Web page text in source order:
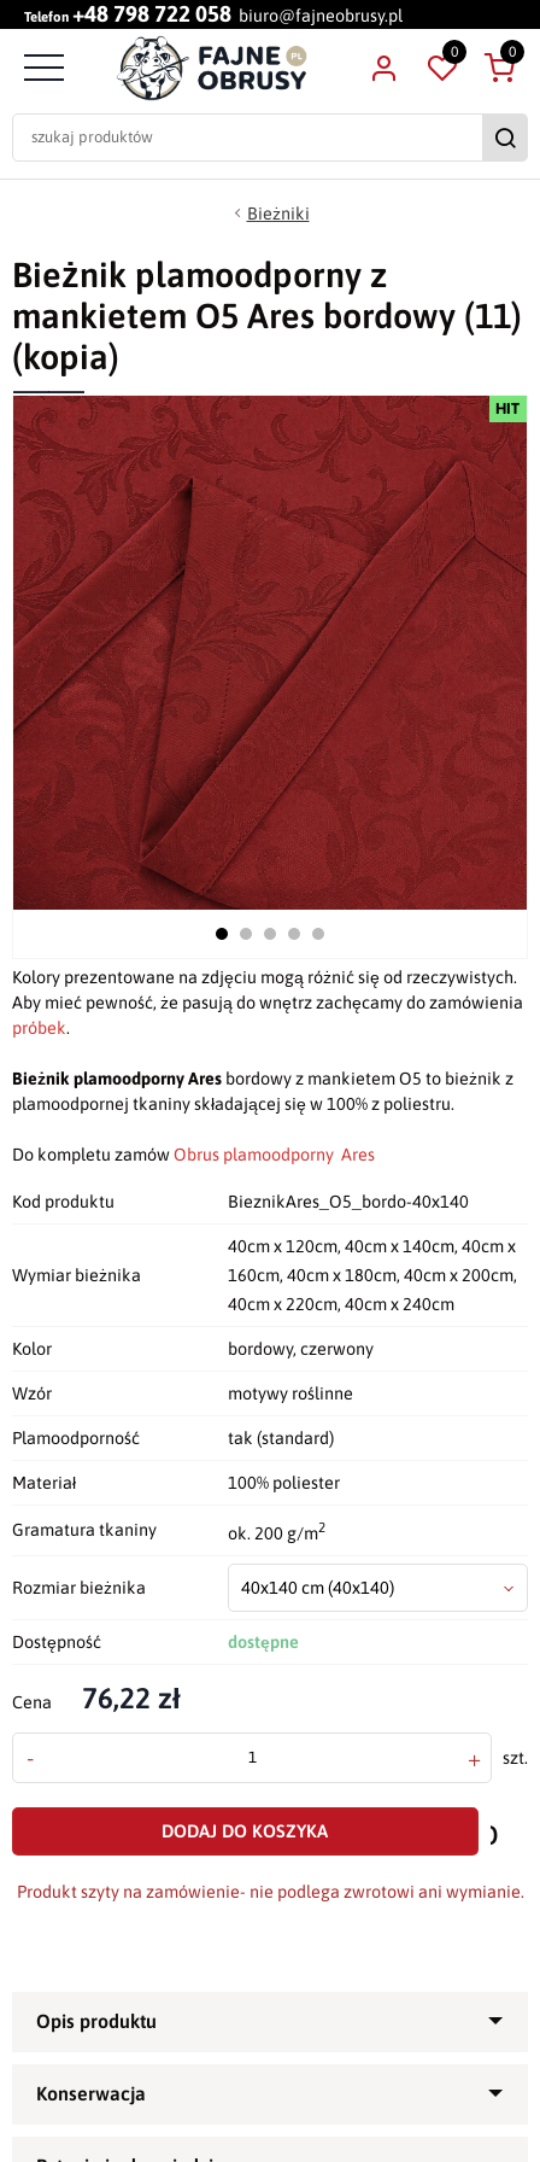
Telefon +48 798 722 058 biuro@fajneobrusy.pl
0 0
Bieżniki
HIT
Bieżnik plamoodporny z
mankietem O5 Ares bordowy (11)
(kopia)
Kolory prezentowane na zdjęciu mogą różnić się od rzeczywistych.
Aby mieć pewność, że pasują do wnętrz zachęcamy do zamówienia
próbek.
Bieżnik plamoodporny Ares bordowyz mankietem O5 to bieżnik z
plamoodpornej tkaniny składającej się w 100% z poliestru.
Do kompletu zamówObrus plamoodporny Ares
Kod produktu BieznikAres_O5_bordo-40x140
Wymiar bieżnika
40cm x 120cm, 40cm x 140cm, 40cm x
160cm, 40cm x 180cm, 40cm x 200cm,
40cm x 220cm, 40cm x 240cm
Kolor bordowy, czerwony
Wzór motywy roślinne
Plamoodporność tak (standard)
Materiał 100% poliester
Gramatura tkaniny ok. 200 g/m2
Rozmiar bieżnika 40x140 cm(40x140)
Dostępność dostępne
Cena 76,22 zł
- + szt.
DODAJ DO KOSZYKA
do
Produkt szyty na zamówienie- nie podlega zwrotowi ani wymianie.
gramaturze 200g/m
Polecany na uroczyste okazje, święta lub jako ozdoba stołu